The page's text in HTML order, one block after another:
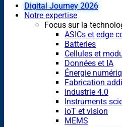
Digital Journey 2026
Notre expertise
Focus sur la
ASICs et edge
Batteries
Cellules et
Données et IA
Énergie
Fabrication
Industrie 4.0
Instruments
IoT et vision
MEMS